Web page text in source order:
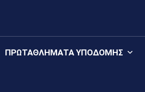
ΠΡΩΤΑΘΛΉΜΑΤΑ YΠΟΔΟΜΉΣ